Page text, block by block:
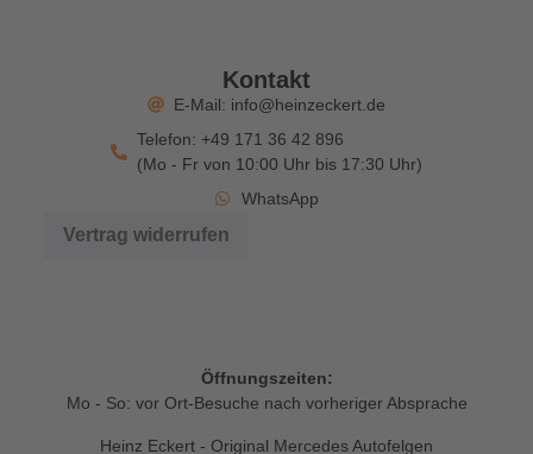
Öffnungszeiten:
Mo - So: vor Ort-Besuche nach vorheriger Absprache
Heinz Eckert - Original Mercedes Autofelgen
Kontakt
E-Mail: info@heinzeckert.de
Telefon: +49 171 36 42 896
(Mo - Fr von 10:00 Uhr bis 17:30 Uhr)
WhatsApp
Vertrag widerrufen